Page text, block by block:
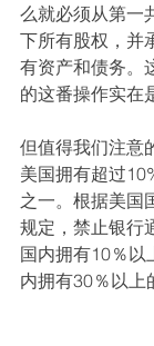
么就必须从第一
下所有股权，并
有资产和债务。
的这番操作实在
但值得我们注意
美国拥有超过
之一。根据美国
规定，禁止银行
国内拥有10％以
内拥有30％以上